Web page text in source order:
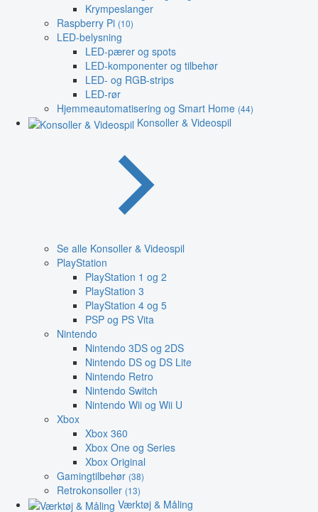
Krympeslanger
Raspberry Pi (10)
LED-belysning
LED-pærer og spots
LED-komponenter og tilbehør
LED- og RGB-strips
LED-rør
Hjemmeautomatisering og Smart Home (44)
Konsoller & Videospil
Se alle Konsoller & Videospil
PlayStation
PlayStation 1 og 2
PlayStation 3
PlayStation 4 og 5
PSP og PS Vita
Nintendo
Nintendo 3DS og 2DS
Nintendo DS og DS Lite
Nintendo Retro
Nintendo Switch
Nintendo Wii og Wii U
Xbox
Xbox 360
Xbox One og Series
Xbox Original
Gamingtilbehør (38)
Retrokonsoller (13)
Værktøj & Måling